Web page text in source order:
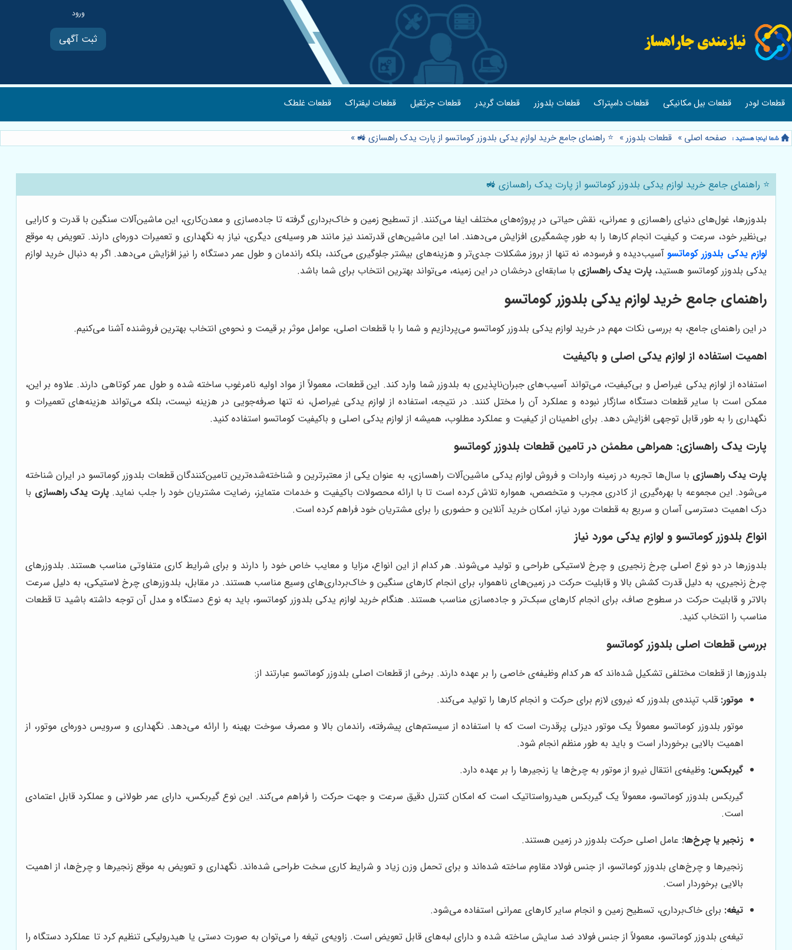
ثبت آگهی
قطعات لودر قطعات بیل مکانیکی قطعات دامپتراک قطعات بلدوزر قطعات گریدر قطعات جرثقیل قطعات لیفتراک قطعات غلطک
صفحه اصلی » قطعات بلدوزر» ⭐️ راهنمای جامع خرید لوازم یدکی بلدوزر کوماتسو از پارت یدک راهسازی 🚜 »
⭐️ راهنمای جامع خرید لوازم یدکی بلدوزر کوماتسو از پارت یدک راهسازی 🚜
بلدوزرها، غول‌های دنیای راهسازی و عمرانی، نقش حیاتی در پروژه‌های مختلف ایفا می‌کنند. از تسطیح زمین و خاک‌برداری گرفته تا جاده‌سازی و معدن‌کاری، این ماشین‌آلات سنگین با قدرت و کارایی
بی‌نظیر خود، سرعت و کیفیت انجام کارها را به طور چشمگیری افزایش می‌دهند. اما این ماشین‌های قدرتمند نیز مانند هر وسیله‌ی دیگری، نیاز به نگهداری و تعمیرات دوره‌ای دارند. تعویض به موقع
لوازم یدکی بلدوزر کوماتسوآسیب‌دیده و فرسوده، نه تنها از بروز مشکلات جدی‌تر و هزینه‌های بیشتر جلوگیری می‌کند، بلکه راندمان و طول عمر دستگاه را نیز افزایش می‌دهد. اگر به دنبال خرید لوازم
یدکی بلدوزر کوماتسو هستید، پارت یدک راهسازی با سابقه‌ای درخشان در این زمینه، می‌تواند بهترین انتخاب برای شما باشد.
راهنمای جامع خرید لوازم یدکی بلدوزر کوماتسو
در این راهنمای جامع، به بررسی نکات مهم در خرید لوازم یدکی بلدوزر کوماتسو می‌پردازیم و شما را با قطعات اصلی، عوامل موثر بر قیمت و نحوه‌ی انتخاب بهترین فروشنده آشنا می‌کنیم.
اهمیت استفاده از لوازم یدکی اصلی و باکیفیت
استفاده از لوازم یدکی غیراصل و بی‌کیفیت، می‌تواند آسیب‌های جبران‌ناپذیری به بلدوزر شما وارد کند. این قطعات، معمولاً از مواد اولیه نامرغوب ساخته شده و طول عمر کوتاهی دارند. علاوه بر این،
ممکن است با سایر قطعات دستگاه سازگار نبوده و عملکرد آن را مختل کنند. در نتیجه، استفاده از لوازم یدکی غیراصل، نه تنها صرفه‌جویی در هزینه نیست، بلکه می‌تواند هزینه‌های تعمیرات و
نگهداری را به طور قابل توجهی افزایش دهد. برای اطمینان از کیفیت و عملکرد مطلوب، همیشه از لوازم یدکی اصلی و باکیفیت کوماتسو استفاده کنید.
پارت یدک راهسازی: همراهی مطمئن در تامین قطعات بلدوزر کوماتسو
پارت یدک راهسازی با سال‌ها تجربه در زمینه واردات و فروش لوازم یدکی ماشین‌آلات راهسازی، به عنوان یکی از معتبرترین و شناخته‌شده‌ترین تامین‌کنندگان قطعات بلدوزر کوماتسو در ایران شناخته
می‌شود. این مجموعه با بهره‌گیری از کادری مجرب و متخصص، همواره تلاش کرده است تا با ارائه محصولات باکیفیت و خدمات متمایز، رضایت مشتریان خود را جلب نماید.پارت یدک راهسازی با
درک اهمیت دسترسی آسان و سریع به قطعات مورد نیاز، امکان خرید آنلاین و حضوری را برای مشتریان خود فراهم کرده است.
انواع بلدوزر کوماتسو و لوازم یدکی مورد نیاز
بلدوزرها در دو نوع اصلی چرخ زنجیری و چرخ لاستیکی طراحی و تولید می‌شوند. هر کدام از این انواع، مزایا و معایب خاص خود را دارند و برای شرایط کاری متفاوتی مناسب هستند. بلدوزرهای
چرخ زنجیری، به دلیل قدرت کشش بالا و قابلیت حرکت در زمین‌های ناهموار، برای انجام کارهای سنگین و خاک‌برداری‌های وسیع مناسب هستند. در مقابل، بلدوزرهای چرخ لاستیکی، به دلیل سرعت
بالاتر و قابلیت حرکت در سطوح صاف، برای انجام کارهای سبک‌تر و جاده‌سازی مناسب هستند. هنگام خرید لوازم یدکی بلدوزر کوماتسو، باید به نوع دستگاه و مدل آن توجه داشته باشید تا قطعات
مناسب را انتخاب کنید.
بررسی قطعات اصلی بلدوزر کوماتسو
بلدوزرها از قطعات مختلفی تشکیل شده‌اند که هر کدام وظیفه‌ی خاصی را بر عهده دارند. برخی از قطعات اصلی بلدوزر کوماتسو عبارتند از:
موتور: قلب تپنده‌ی بلدوزر که نیروی لازم برای حرکت و انجام کارها را تولید می‌کند.
موتور بلدوزر کوماتسو معمولاً یک موتور دیزلی پرقدرت است که با استفاده از سیستم‌های پیشرفته، راندمان بالا و مصرف سوخت بهینه را ارائه می‌دهد. نگهداری و سرویس دوره‌ای موتور، از
اهمیت بالایی برخوردار است و باید به طور منظم انجام شود.
گیربکس: وظیفه‌ی انتقال نیرو از موتور به چرخ‌ها یا زنجیرها را بر عهده دارد.
گیربکس بلدوزر کوماتسو، معمولاً یک گیربکس هیدرواستاتیک است که امکان کنترل دقیق سرعت و جهت حرکت را فراهم می‌کند. این نوع گیربکس، دارای عمر طولانی و عملکرد قابل اعتمادی
است.
زنجیر یا چرخ‌ها: عامل اصلی حرکت بلدوزر در زمین هستند.
زنجیرها و چرخ‌های بلدوزر کوماتسو، از جنس فولاد مقاوم ساخته شده‌اند و برای تحمل وزن زیاد و شرایط کاری سخت طراحی شده‌اند. نگهداری و تعویض به موقع زنجیرها و چرخ‌ها، از اهمیت
بالایی برخوردار است.
تیغه: برای خاک‌برداری، تسطیح زمین و انجام سایر کارهای عمرانی استفاده می‌شود.
تیغه‌ی بلدوزر کوماتسو، معمولاً از جنس فولاد ضد سایش ساخته شده و دارای لبه‌های قابل تعویض است. زاویه‌ی تیغه را می‌توان به صورت دستی یا هیدرولیکی تنظیم کرد تا عملکرد دستگاه را